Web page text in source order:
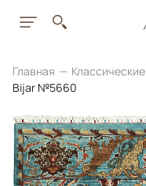
Главная Классические
Bijar №5660